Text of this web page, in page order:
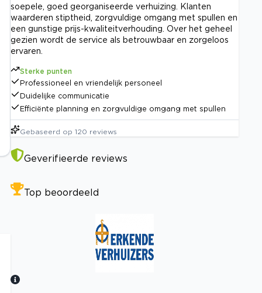
soepele, goed georganiseerde verhuizing. Klanten
waarderen stiptheid, zorgvuldige omgang met spullen en
een gunstige prijs-kwaliteitverhouding. Over het geheel
gezien wordt de service als betrouwbaar en zorgeloos
ervaren.
Sterke punten
Professioneel en vriendelijk personeel
Duidelijke communicatie
Efficiënte planning en zorgvuldige omgang met spullen
Gebaseerd op 120 reviews
Geverifieerde reviews
Top beoordeeld